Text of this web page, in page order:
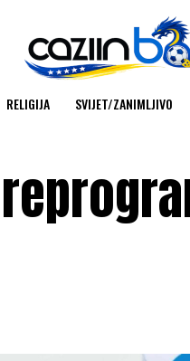
RELIGIJA SVIJET/ZANIMLJIVO